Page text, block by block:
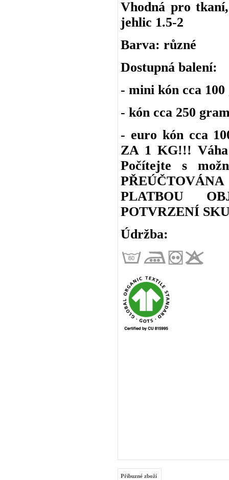
Vhodná pro
jehlic 1.5-2
Barva: různé
Dostupná balení:
- mini kón cca
- kón cca 250
- euro kón cca
ZA 1 KG!!!
Počítejte s
PLATBOU
POTVRZENÍ
Údržba:
Příbuzné zboží